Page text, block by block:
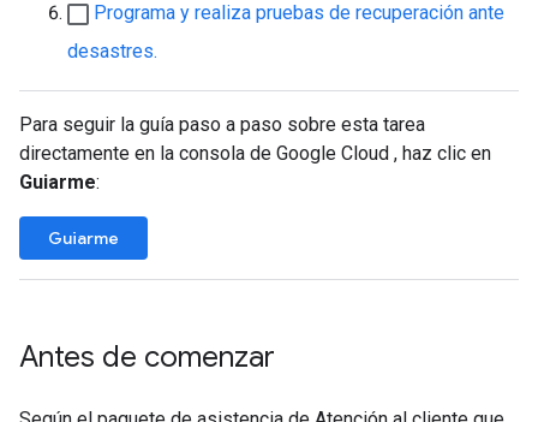
Programa y realiza pruebas de recuperación ante
desastres.
Para seguir la guía paso a paso sobre esta tarea
directamente en la consola de Google Cloud , haz clic en
Guiarme:
Guiarme
Antes de comenzar